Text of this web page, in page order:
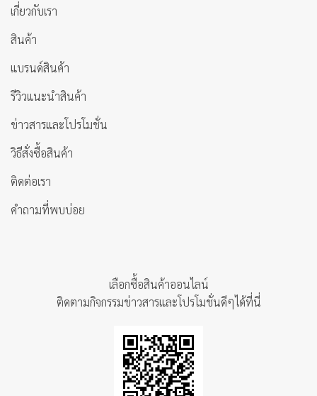
เกี่ยวกับเรา
สินค้า
แบรนด์สินค้า
รีวิวแนะนำสินค้า
ข่าวสารและโปรโมชั่น
วิธีสั่งซื้อสินค้า
ติดต่อเรา
คำถามที่พบบ่อย
เลือกซื้อสินค้าออนไลน์
ติดตามกิจกรรมข่าวสารและโปรโมชั่นดีๆได้ที่นี่